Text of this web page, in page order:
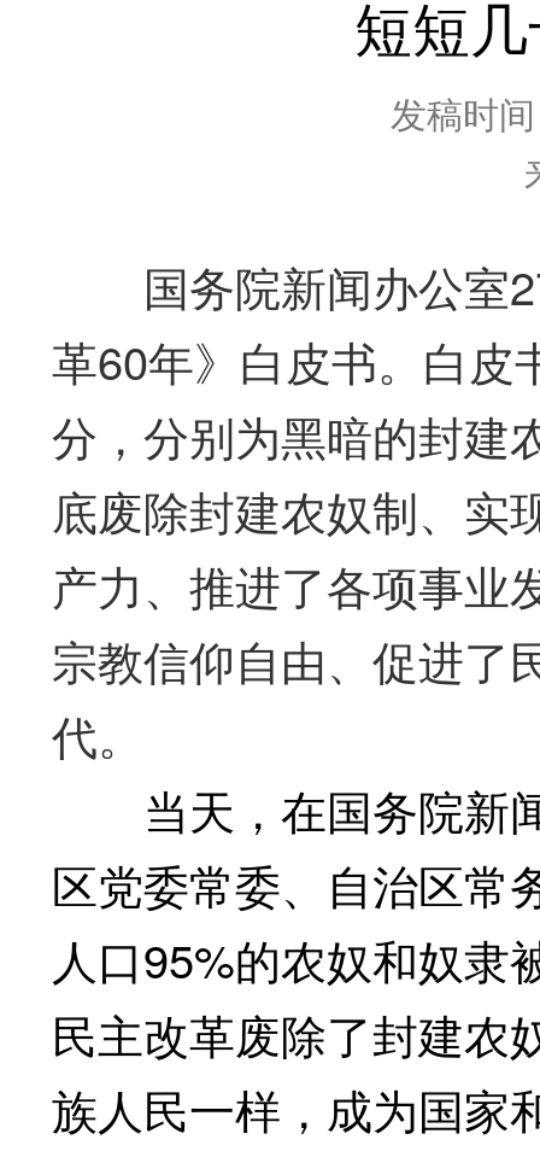
短短
发稿时
国务院新闻办公室
革60年》白皮书。白皮
分，分别为黑暗的封建
底废除封建农奴制、实
产力、推进了各项事业
宗教信仰自由、促进了
代。
当天，在国务院新
区党委常委、自治区常
人口95%的农奴和奴隶
民主改革废除了封建农
族人民一样，成为国家